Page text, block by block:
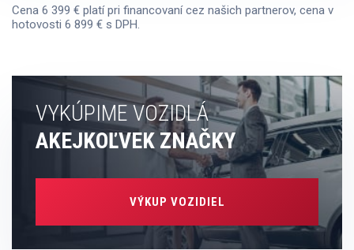
Cena 6 399 € platí pri financovaní cez našich partnerov, cena v
hotovosti 6 899 € s DPH.
VYKÚPIME VOZIDLÁ
AKEJKOĽVEK ZNAČKY
VÝKUP VOZIDIEL